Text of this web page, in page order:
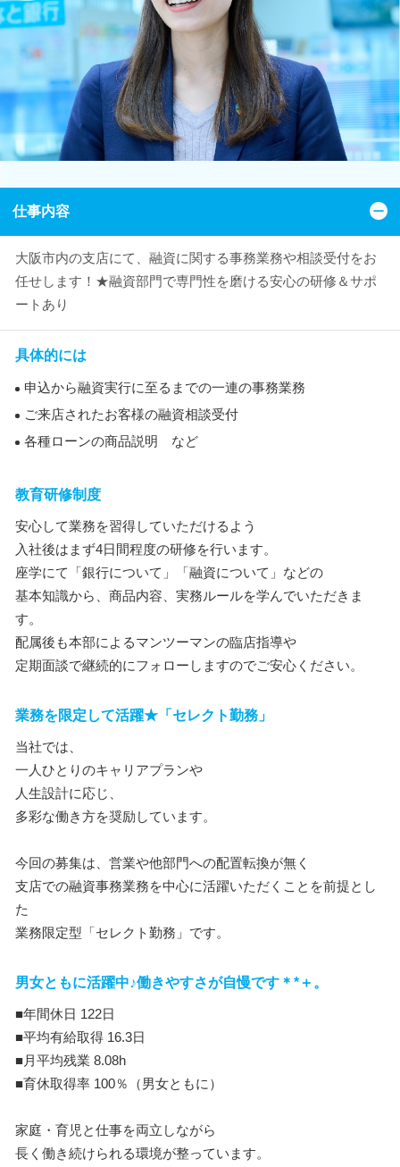
仕事内容
大阪市内の支店にて、融資に関する事務業務や相談受付をお
任せします！★融資部門で専門性を磨ける安心の研修＆サポ
ートあり
具体的には
申込から融資実行に至るまでの一連の事務業務
ご来店されたお客様の融資相談受付
各種ローンの商品説明 など
教育研修制度
安心して業務を習得していただけるよう
入社後はまず4日間程度の研修を行います。
座学にて「銀行について」「融資について」などの
基本知識から、商品内容、実務ルールを学んでいただきま
す。
配属後も本部によるマンツーマンの臨店指導や
定期面談で継続的にフォローしますのでご安心ください。
業務を限定して活躍★「セレクト勤務」
当社では、
一人ひとりのキャリアプランや
人生設計に応じ、
多彩な働き方を奨励しています。
今回の募集は、営業や他部門への配置転換が無く
支店での融資事務業務を中心に活躍いただくことを前提とし
た
業務限定型「セレクト勤務」です。
男女ともに活躍中♪働きやすさが自慢です＊*＋。
■年間休日 122日
■平均有給取得 16.3日
■月平均残業 8.08h
■育休取得率 100％（男女ともに）
家庭・育児と仕事を両立しながら
長く働き続けられる環境が整っています。